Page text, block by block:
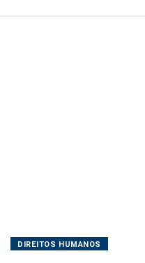
DIREITOS HUMANOS